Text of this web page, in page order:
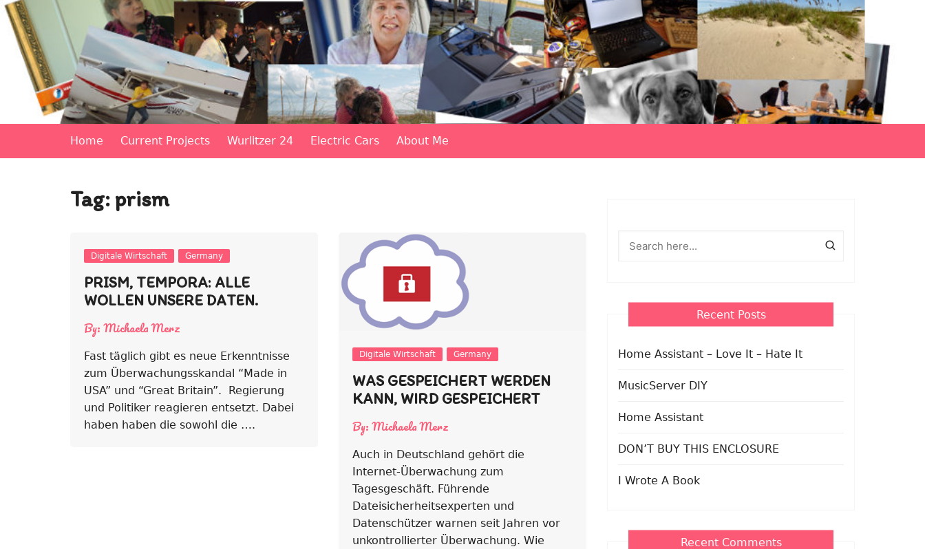
Skip
to
content
Michaela Merz's personal blog site
Home Current Projects Wurlitzer 24 Electric Cars About Me
Tag: prism
Digitale Wirtschaft Germany
PRISM, TEMPORA: ALLE
WOLLEN UNSERE DATEN.
By: Michaela Merz
Fast täglich gibt es neue Erkenntnisse
zum Überwachungsskandal “Made in
USA” und “Great Britain”. Regierung
und Politiker reagieren entsetzt. Dabei
haben haben die sowohl die ….
Digitale Wirtschaft Germany
WAS GESPEICHERT WERDEN
KANN, WIRD GESPEICHERT
By: Michaela Merz
Auch in Deutschland gehört die
Internet-Überwachung zum
Tagesgeschäft. Führende
Dateisicherheitsexperten und
Datenschützer warnen seit Jahren vor
unkontrollierter Überwachung. Wie
Recent Posts
Home Assistant – Love It – Hate It
MusicServer DIY
Home Assistant
DON’T BUY THIS ENCLOSURE
I Wrote A Book
Recent Comments